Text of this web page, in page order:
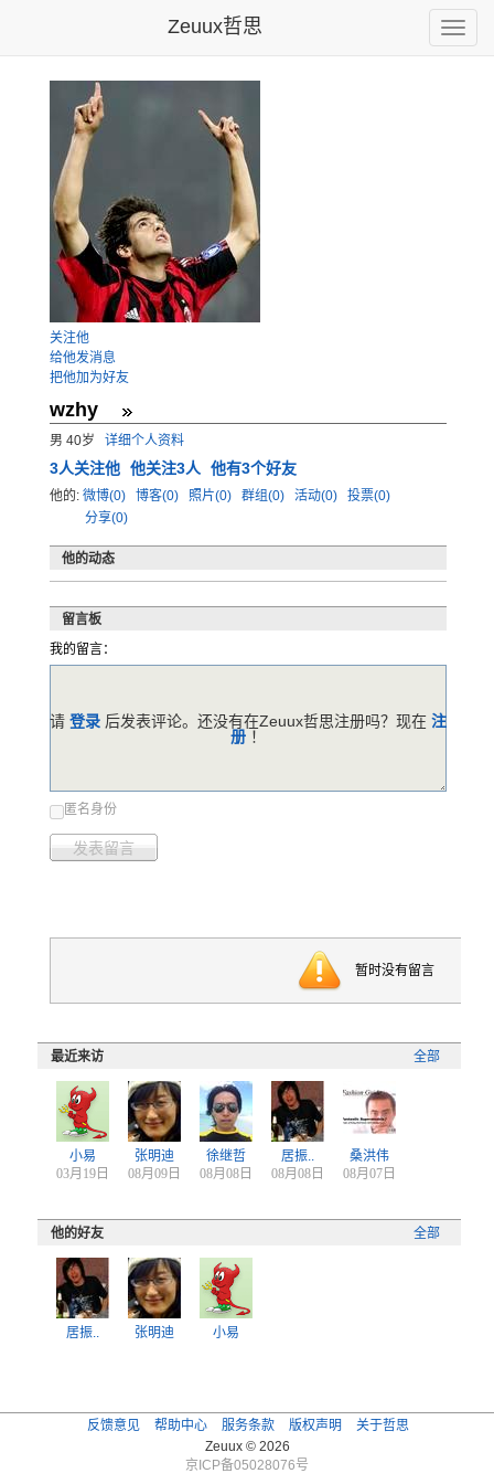
Toggle
Zeuux哲思
关注他
给他发消息
把他加为好友
wzhy
男 40岁 详细个人资料
3人关注他 他关注3人 他有3个好友
他的: 微博(0) 博客(0) 照片(0) 群组(0) 活动(0)
投票(0)
分享(0)
他的动态
留言板
我的留言：
匿名身份
发表留言
请 登录 后发表评论。还没有在Zeuux哲思注册吗？现在 注
册 ！
暂时没有留言
全部
最近来访
小易
03月19日
张明迪
08月09日
徐继哲
08月08日
居振..
08月08日
桑洪伟
08月07日
全部
他的好友
居振.. 张明迪 小易
反馈意见 帮助中心 服务条款 版权声明
关于哲思
Zeuux © 2026
京ICP备05028076号